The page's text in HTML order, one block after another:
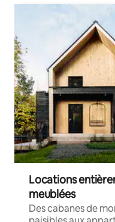
Locations
meublées
Des cabanes de